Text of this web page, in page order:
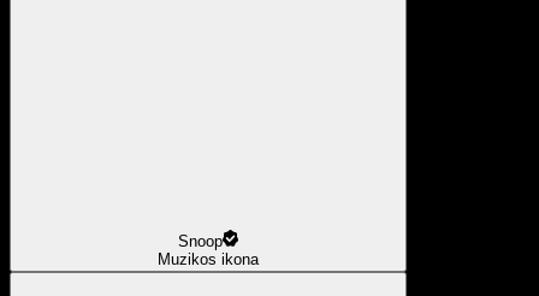
Snoop
Muzikos ikona